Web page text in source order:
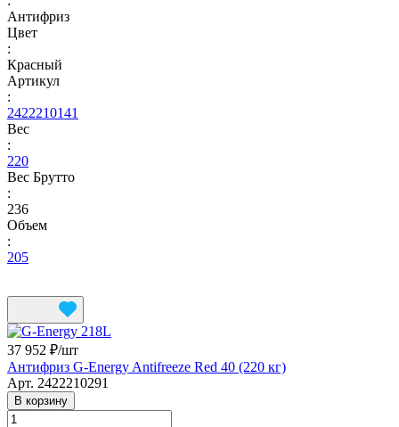
Антифриз
Цвет
:
Красный
Артикул
:
2422210141
Вес
:
220
Вес Брутто
:
236
Объем
:
205
37 952 ₽/шт
Антифриз G-Energy Antifreeze Red 40 (220 кг)
Арт. 2422210291
В корзину